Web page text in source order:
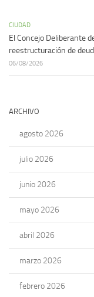
CIUDAD
El Concejo Deliberante
reestructuración de
06/08/2026
ARCHIVO
agosto 2026
julio 2026
junio 2026
mayo 2026
abril 2026
marzo 2026
febrero 2026